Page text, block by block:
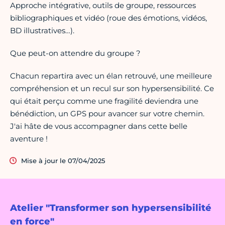
Atelier "Transformer son hypersensibilité
en force"
Approche intégrative, outils de groupe, ressources
bibliographiques et vidéo (roue des émotions, vidéos,
BD illustratives…).
Que peut-on attendre du groupe ?
Chacun repartira avec un élan retrouvé, une meilleure
compréhension et un recul sur son hypersensibilité. Ce
qui était perçu comme une fragilité deviendra une
bénédiction, un GPS pour avancer sur votre chemin.
J'ai hâte de vous accompagner dans cette belle
aventure !
Mise à jour le 07/04/2025